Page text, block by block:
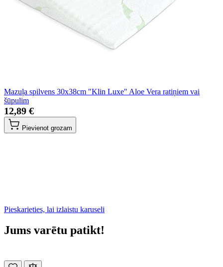
Mazuļa spilvens 30x38cm "Klin Luxe" Aloe Vera ratiņiem vai
šūpulim
12,89 €
Pievienot grozam
Pieskarieties, lai izlaistu karuseli
Jums varētu patikt!